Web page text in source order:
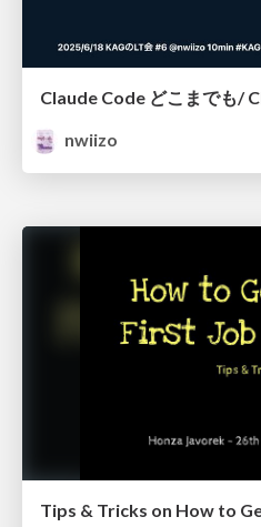
Claude Code どこまでも/
nwiizo
Tips & Tricks on How to